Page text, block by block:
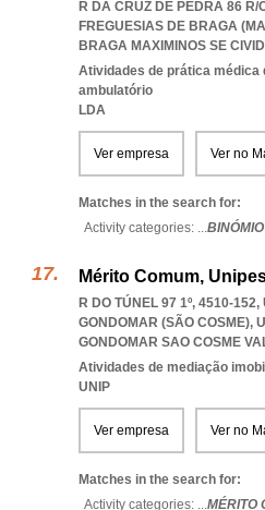
R DA CRUZ DE PEDRA 86
FREGUESIAS DE BRAGA
BRAGA MAXIMINOS SE
Atividades de prática médica
ambulatório
LDA
Ver empresa Ver no
Matches in the search for:
Activity categories: ...
Mérito Comum,
R DO TÚNEL 97 1º, 4510-
GONDOMAR (SÃO COSME),
GONDOMAR SAO COSME
Atividades de mediação
UNIP
Ver empresa Ver no
Matches in the search for:
Activity categories: ...MÉRITO